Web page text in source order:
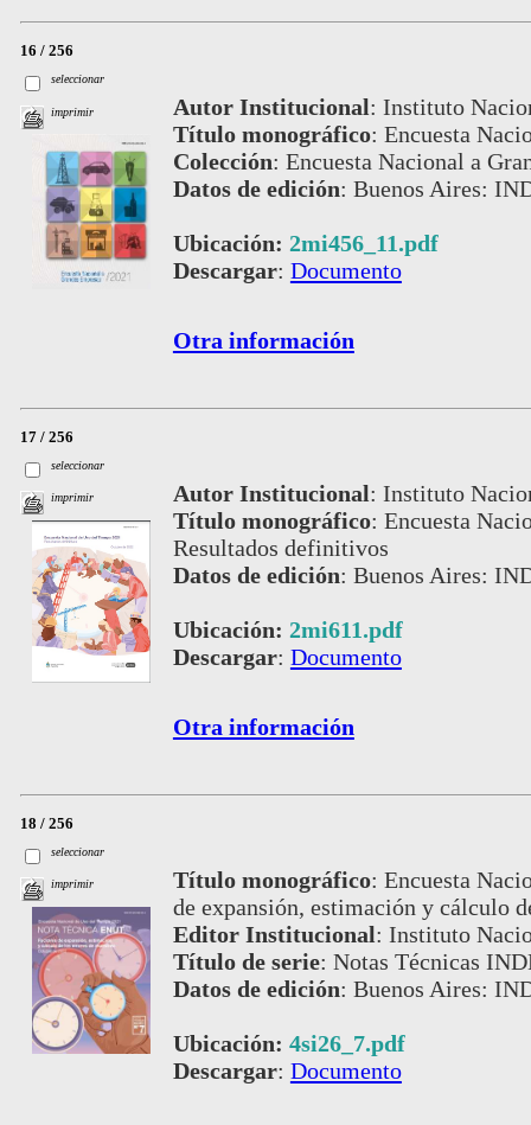
16 / 256
seleccionar
imprimir Autor Institucional: Instituto
Título monográfico: Encuesta
Colección: Encuesta Nacional a
Datos de edición: Buenos Aires:
Ubicación: 2mi456_11.pdf
Descargar: Documento
Otra información
17 / 256
seleccionar
imprimir Autor Institucional: Instituto
Título monográfico: Encuesta
Resultados definitivos
Datos de edición: Buenos Aires:
Ubicación: 2mi611.pdf
Descargar: Documento
Otra información
18 / 256
seleccionar
imprimir Título monográfico: Encuesta
de expansión, estimación y cálculo
Editor Institucional: Instituto
Título de serie: Notas Técnicas
Datos de edición: Buenos Aires:
Ubicación: 4si26_7.pdf
Descargar: Documento